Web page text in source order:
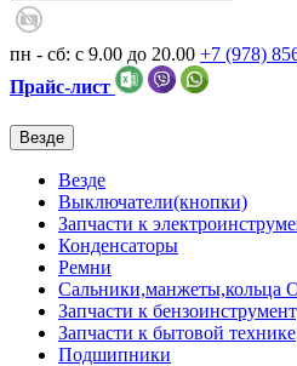
пн - сб: с 9.00 до 20.00 +7 (978)
Прайс-лист
Везде
Везде
Выключатели(кнопки)
Запчасти к
Конденсаторы
Ремни
Сальники,манжеты,кольца
Запчасти к
Запчасти к бытовой технике
Подшипники